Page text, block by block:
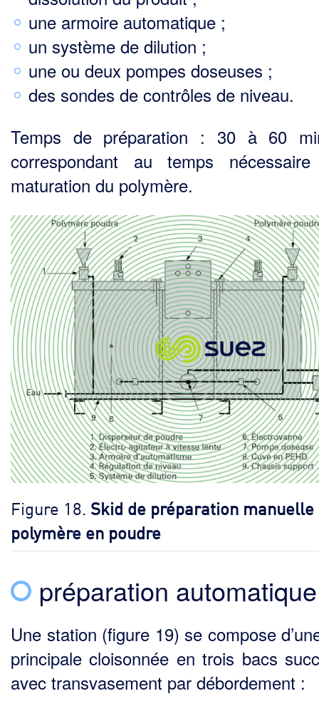
une armoire automatique ;
un système de dilution ;
une ou deux pompes doseuses ;
des sondes de contrôles de niveau.
Temps de préparation : 30 à 60
correspondant au temps
maturation du polymère.
Figure 18. Skid de préparation manuelle
polymère en poudre
préparation automatique
Une station (figure 19) se compose
principale cloisonnée en trois bacs
avec trans­vasement par débordement :